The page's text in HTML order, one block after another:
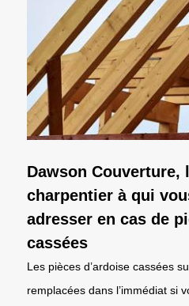
Dawson Couverture,
charpentier à qui
adresser en cas de
cassées
Les pièces d’ardoise cassées
remplacées dans l’immédiat si